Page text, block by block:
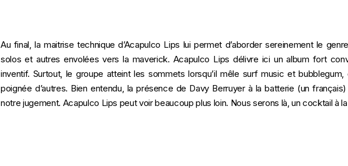
Au final, la maitrise technique d’Acapulco Lips lui permet d’aborder sereinement le
solos et autres envolées vers la maverick. Acapulco Lips délivre ici un album fort
inventif. Surtout, le groupe atteint les sommets lorsqu’il mêle surf music et bubblegum,
poignée d’autres. Bien entendu, la présence de Davy Berruyer à la batterie (un
notre jugement. Acapulco Lips peut voir beaucoup plus loin. Nous serons là, un cocktail à